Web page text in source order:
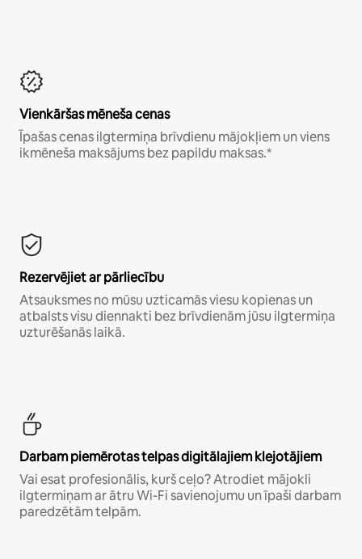
Vienkāršas mēneša cenas
Īpašas cenas ilgtermiņa brīvdienu mājokļiem un viens
ikmēneša maksājums bez papildu maksas.*
Rezervējiet ar pārliecību
Atsauksmes no mūsu uzticamās viesu kopienas un
atbalsts visu diennakti bez brīvdienām jūsu ilgtermiņa
uzturēšanās laikā.
Darbam piemērotas telpas digitālajiem klejotājiem
Vai esat profesionālis, kurš ceļo? Atrodiet mājokli
ilgtermiņam ar ātru Wi-Fi savienojumu un īpaši darbam
paredzētām telpām.